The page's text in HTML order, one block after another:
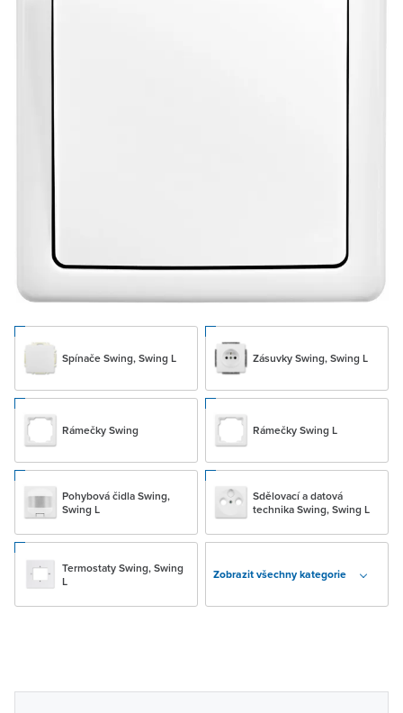
Spínače Swing, Swing L Zásuvky Swing, Swing L
Rámečky Swing Rámečky Swing L
Pohybová čidla Swing,
Swing L
Sdělovací a datová
technika Swing, Swing L
Termostaty Swing, Swing
L
Zobrazit všechny kategorie